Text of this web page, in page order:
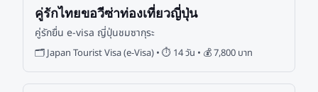
คู่รักไทยขอวีซ่าท่องเที่ยวญี่ปุ่น
คู่รักยื่น e-visa ญี่ปุ่นชมซากุระ
🗂 Japan Tourist Visa (e-Visa) • ⏱ 14 วัน • 💰7,800 บาท